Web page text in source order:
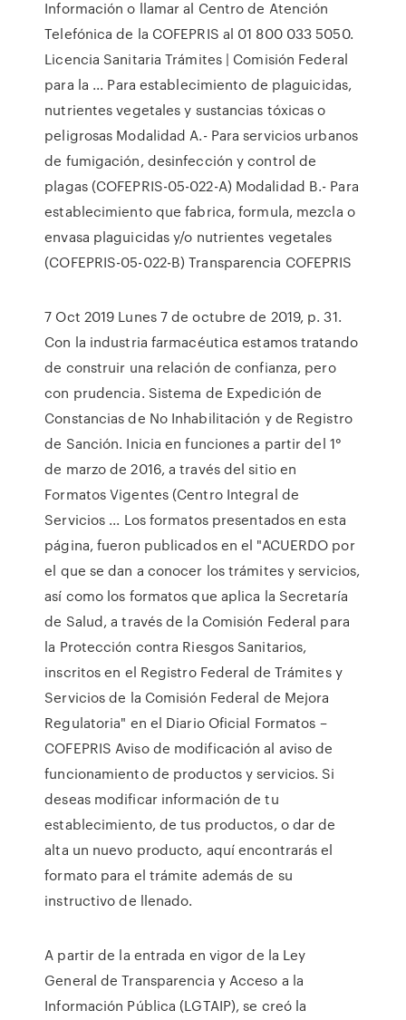
Información o llamar al Centro de Atención
Telefónica de la COFEPRIS al 01 800 033 5050.
Licencia Sanitaria Trámites | Comisión Federal
para la ... Para establecimiento de plaguicidas,
nutrientes vegetales y sustancias tóxicas o
peligrosas Modalidad A.- Para servicios urbanos
de fumigación, desinfección y control de
plagas (COFEPRIS-05-022-A) Modalidad B.- Para
establecimiento que fabrica, formula, mezcla o
envasa plaguicidas y/o nutrientes vegetales
(COFEPRIS-05-022-B) Transparencia COFEPRIS
7 Oct 2019 Lunes 7 de octubre de 2019, p. 31.
Con la industria farmacéutica estamos tratando
de construir una relación de confianza, pero
con prudencia. Sistema de Expedición de
Constancias de No Inhabilitación y de Registro
de Sanción. Inicia en funciones a partir del 1°
de marzo de 2016, a través del sitio en
Formatos Vigentes (Centro Integral de
Servicios ... Los formatos presentados en esta
página, fueron publicados en el "ACUERDO por
el que se dan a conocer los trámites y servicios,
así como los formatos que aplica la Secretaría
de Salud, a través de la Comisión Federal para
la Protección contra Riesgos Sanitarios,
inscritos en el Registro Federal de Trámites y
Servicios de la Comisión Federal de Mejora
Regulatoria" en el Diario Oficial Formatos –
COFEPRIS Aviso de modificación al aviso de
funcionamiento de productos y servicios. Si
deseas modificar información de tu
establecimiento, de tus productos, o dar de
alta un nuevo producto, aquí encontrarás el
formato para el trámite además de su
instructivo de llenado.
A partir de la entrada en vigor de la Ley
General de Transparencia y Acceso a la
Información Pública (LGTAIP), se creó la